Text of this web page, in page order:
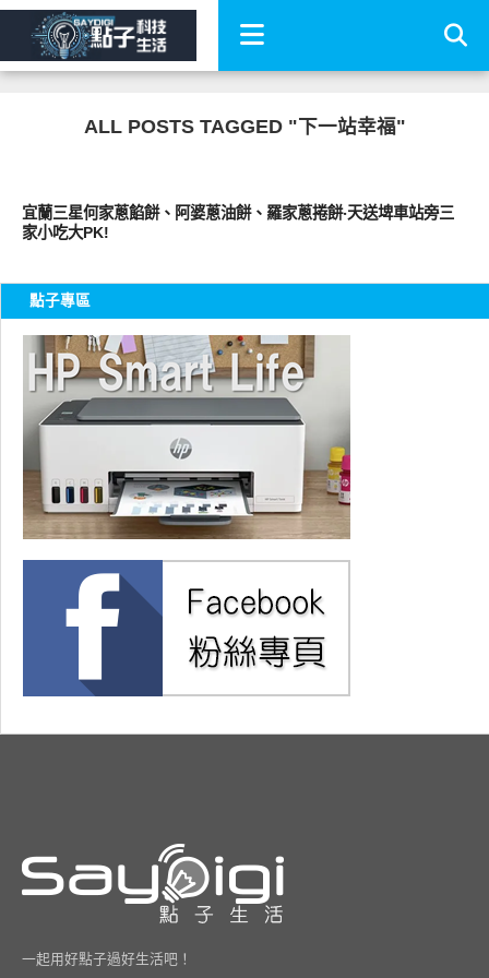
ALL POSTS TAGGED "下一站幸福"
宜蘭三星何家蔥餡餅、阿婆蔥油餅、羅家蔥捲餅‧天送埤車站旁三
家小吃大PK!
點子專區
一起用好點子過好生活吧！